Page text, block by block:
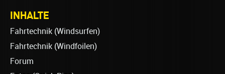
INHALTE
Fahrtechnik (Windsurfen)
Fahrtechnik (Windfoilen)
Forum